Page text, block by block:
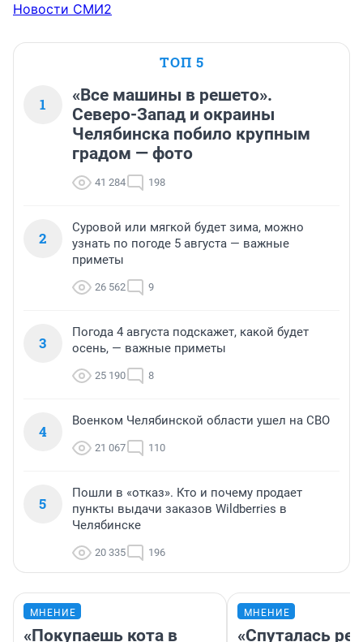
Новости СМИ2
ТОП 5
1
«Все машины в решето».
Северо-Запад и окраины
Челябинска побило крупным
градом — фото
41 284 198
2
Суровой или мягкой будет зима, можно
узнать по погоде 5 августа — важные
приметы
26 562 9
3
Погода 4 августа подскажет, какой будет
осень, — важные приметы
25 190 8
4
Военком Челябинской области ушел на СВО
21 067 110
5
Пошли в «отказ». Кто и почему продает
пункты выдачи заказов Wildberries в
Челябинске
20 335 196
МНЕНИЕ
«Покупаешь кота в
МНЕНИЕ
«Спуталась